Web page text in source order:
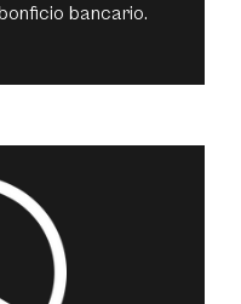
bancario.